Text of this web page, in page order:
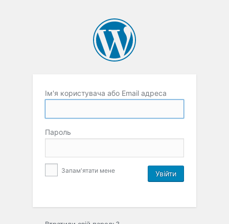
Ім'я користувача або Email адреса
Пароль
Запам'ятати мене